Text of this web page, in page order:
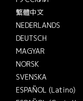
繁體中文
NEDERLANDS
DEUTSCH
MAGYAR
NORSK
SVENSKA
ESPAÑOL (Latino)